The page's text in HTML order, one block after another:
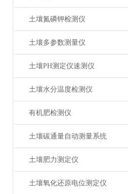
土壤氮磷钾检测仪
土壤多参数测量仪
土壤PH测定仪速测仪
土壤水分温度检测仪
有机肥检测仪
土壤碳通量自动测量系统
土壤肥力测定仪
土壤氧化还原电位测定仪